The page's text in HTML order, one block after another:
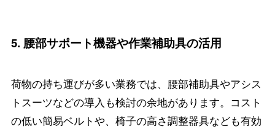
5. 腰部サポート機器や作業補助具の活用
荷物の持ち運びが多い業務では、腰部補助具やアシス
トスーツなどの導入も検討の余地があります。コスト
の低い簡易ベルトや、椅子の高さ調整器具なども有効